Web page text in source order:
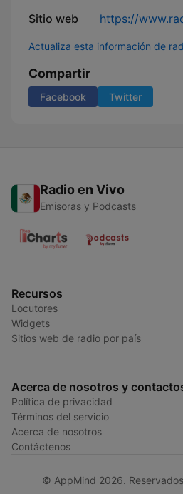
Sitio web https://
Actualiza esta información de
Compartir
Facebook Twitter
Radio en Vivo
Emisoras y Podcasts
Recursos
Locutores
Widgets
Sitios web de radio por país
Acerca de nosotros y
Política de privacidad
Términos del servicio
Acerca de nosotros
Contáctenos
© AppMind 2026.